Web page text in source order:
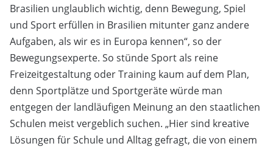
Brasilien unglaublich wichtig, denn Bewegung, Spiel
und Sport erfüllen in Brasilien mitunter ganz andere
Aufgaben, als wir es in Europa kennen“, so der
Bewegungsexperte. So stünde Sport als reine
Freizeitgestaltung oder Training kaum auf dem Plan,
denn Sportplätze und Sportgeräte würde man
entgegen der landläufigen Meinung an den staatlichen
Schulen meist vergeblich suchen. „Hier sind kreative
Lösungen für Schule und Alltag gefragt, die von einem